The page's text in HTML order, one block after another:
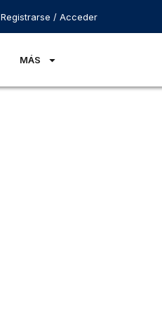
Registrarse / Acceder
MÁS